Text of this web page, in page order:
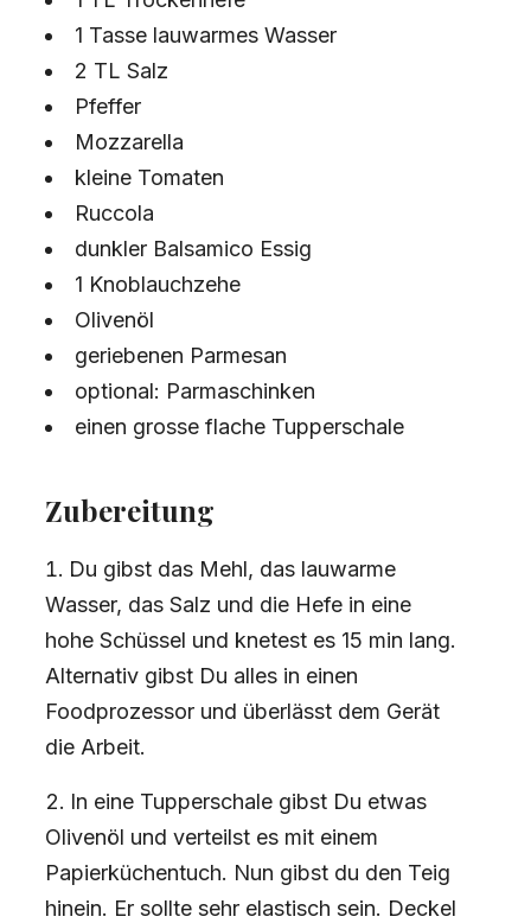
1 Tasse lauwarmes Wasser
2 TL Salz
Pfeffer
Mozzarella
kleine Tomaten
Ruccola
dunkler Balsamico Essig
1 Knoblauchzehe
Olivenöl
geriebenen Parmesan
optional: Parmaschinken
einen grosse flache Tupperschale
Zubereitung
Du gibst das Mehl, das lauwarme
Wasser, das Salz und die Hefe in eine
hohe Schüssel und knetest es 15 min lang.
Alternativ gibst Du alles in einen
Foodprozessor und überlässt dem Gerät
die Arbeit.
In eine Tupperschale gibst Du etwas
Olivenöl und verteilst es mit einem
Papierküchentuch. Nun gibst du den Teig
hinein. Er sollte sehr elastisch sein. Deckel